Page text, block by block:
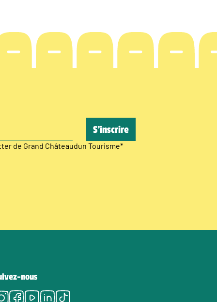
de Grand Châteaudun Tourisme*
nous
Facebook
Youtube
LinkedIn
Tiktok